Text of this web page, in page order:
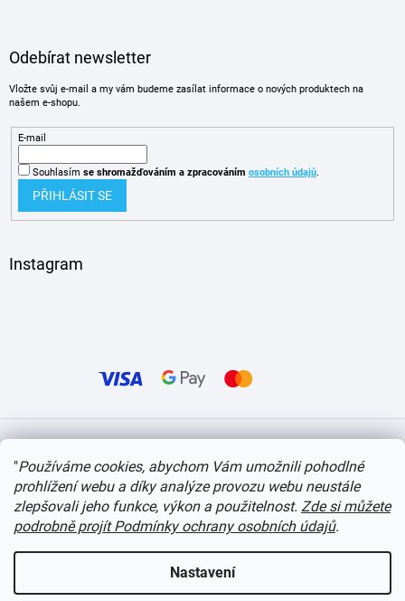
"Používáme cookies, abychom Vám umožnili pohodlné
prohlížení webu a díky analýze provozu webu neustále
zlepšovali jeho funkce, výkon a použitelnost. Zde si můžete
podrobně projít Podmínky ochrany osobních údajů.
Nastavení
Odebírat newsletter
Vložte svůj e-mail a my vám budeme zasílat informace o nových produktech na
našem e-shopu.
E-mail
Souhlasím se shromažďováním a zpracováním osobních údajů.
PŘIHLÁSIT SE
Instagram
Copyright 2026 itvlaky.cz . Všechna práva vyhrazena. Upravit nastavení cookies